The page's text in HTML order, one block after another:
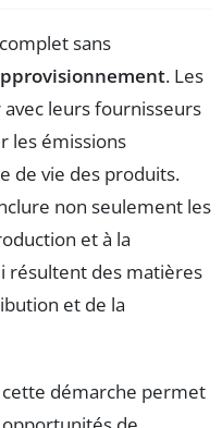
sans
. Les
leurs fournisseurs
les émissions
de vie des produits.
non seulement les
et à la
résultent des matières
et de la
cette démarche permet